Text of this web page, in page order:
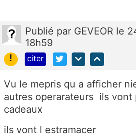
Publié par GEVEOR le
18h59
!
citer
Vu le mepris qu a afficher
autres operarateurs ils vont
cadeaux
ils vont l estramacer